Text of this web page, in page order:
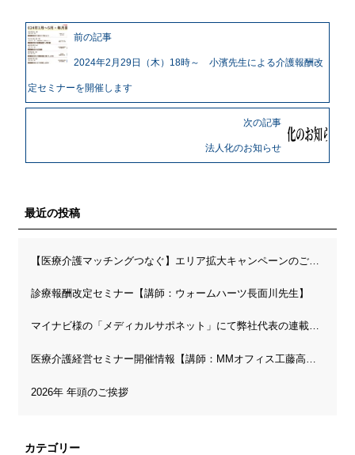
前の記事
2024年2月29日（木）18時～ 小濱先生による介護報酬改
定セミナーを開催します
次の記事
法人化のお知らせ
最近の投稿
診療報酬改定セミナー【講師：ウォームハーツ長面川先生】
マイナビ様の「メディカルサポネット」にて弊社代表の連載が開始されました
医療介護経営セミナー開催情報【講師：MMオフィス工藤高先生】
2026年 年頭のご挨拶
カテゴリー